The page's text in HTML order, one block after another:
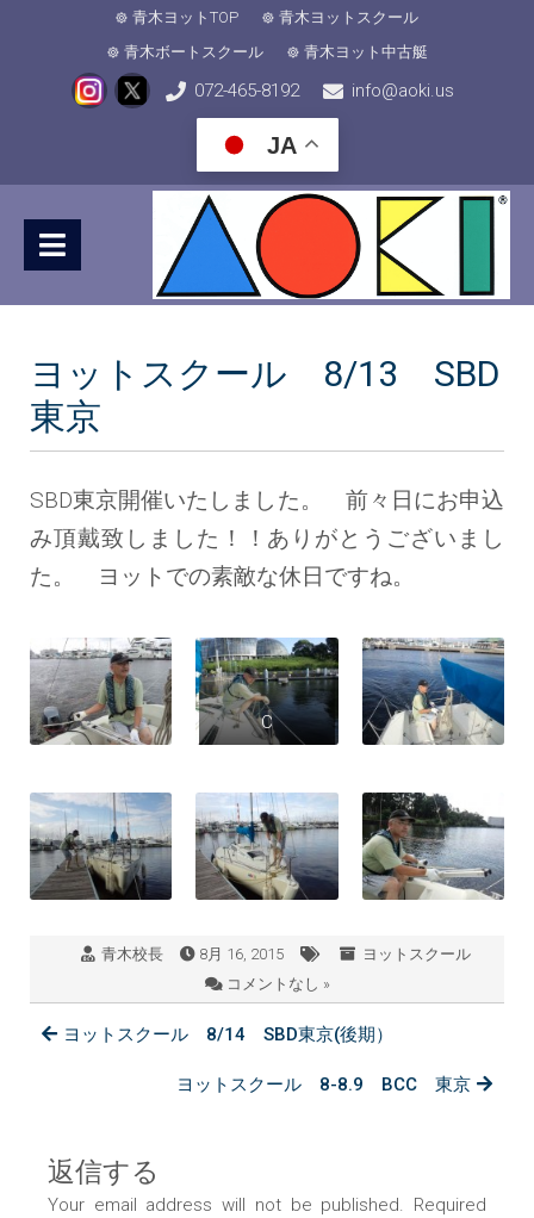
青木ヨットTOP
青木ヨットスクール
青木ボートスクール
青木ヨット中古艇
072-465-8192 info@aoki.us
JA
ヨットスクール 8/13 SBD
東京
SBD東京開催いたしました。 前々日にお申込
み頂戴致しました！！ありがとうございまし
た。 ヨットでの素敵な休日ですね。
C
青木校長 8月 16, 2015
ヨットスクール
コメントなし »
ヨットスクール 8/14 SBD東京(後期）
ヨットスクール 8-8.9 BCC 東京
返信する
Your email address will not be published. Required